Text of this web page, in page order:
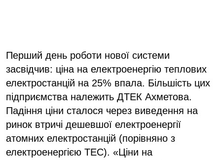
Перший день роботи нової системи
засвідчив: ціна на електроенергію теплових
електростанцій на 25% впала. Більшість цих
підприємства належить ДТЕК Ахметова.
Падіння ціни сталося через виведення на
ринок втричі дешевшої електроенергії
атомних електростанцій (порівняно з
електроенергією ТЕС). «Ціни на